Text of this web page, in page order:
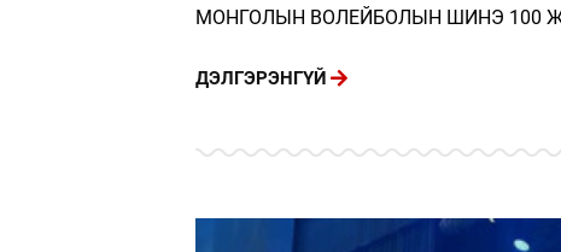
МОНГОЛЫН ВОЛЕЙБОЛЫН ШИНЭ 100
ДЭЛГЭРЭНГҮЙ